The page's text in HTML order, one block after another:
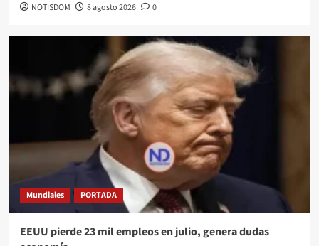
NOTISDOM 8 agosto 2026 0
Mundiales PORTADA
EEUU pierde 23 mil empleos en julio, genera dudas